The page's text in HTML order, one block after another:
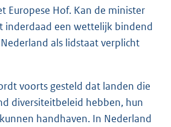
Europese Hof. Kan de minister
inderdaad een wettelijk bindend
als lidstaat verplicht
voorts gesteld dat landen die
diversiteitbeleid hebben, hun
handhaven. In Nederland